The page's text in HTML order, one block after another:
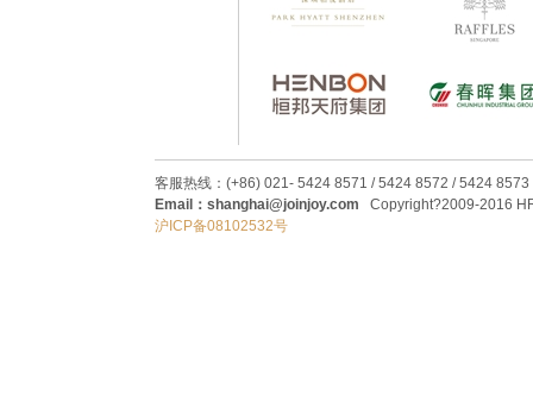
客服热线：(+86) 021- 5424 8571 / 5424 8572 / 5424 8573
Email：shanghai@joinjoy.com Copyright?2009-2016
沪ICP备08102532号